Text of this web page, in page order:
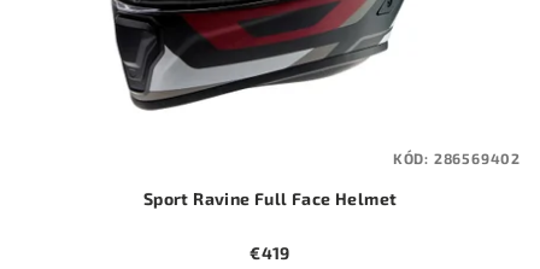
Sport Ravine Full Face Helmet
€419
KÓD: 286569402